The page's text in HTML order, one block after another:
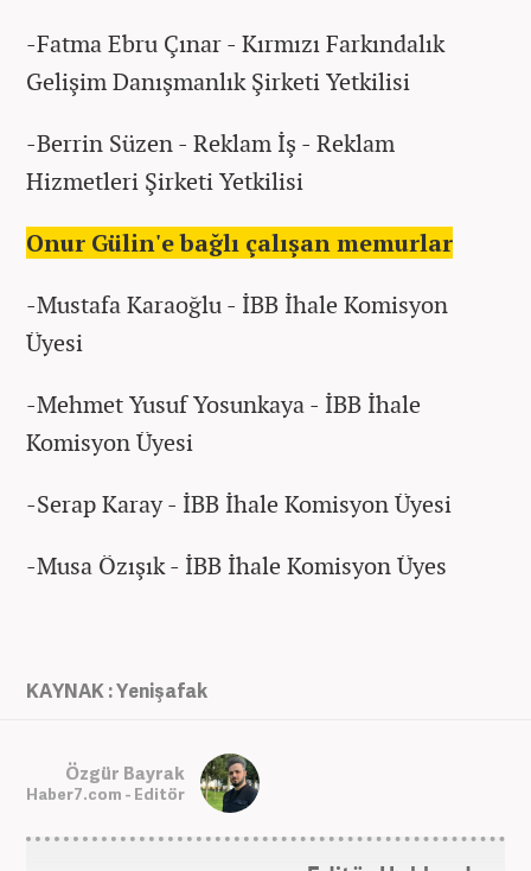
-Fatma Ebru Çınar - Kırmızı Farkındalık
Gelişim Danışmanlık Şirketi Yetkilisi
-Berrin Süzen - Reklam İş - Reklam
Hizmetleri Şirketi Yetkilisi
Onur Gülin'e bağlı çalışan memurlar
-Mustafa Karaoğlu - İBB İhale Komisyon
Üyesi
-Mehmet Yusuf Yosunkaya - İBB İhale
Komisyon Üyesi
-Serap Karay - İBB İhale Komisyon Üyesi
-Musa Özışık - İBB İhale Komisyon Üyes
KAYNAK : Yenişafak
Özgür Bayrak
Haber7.com - Editör